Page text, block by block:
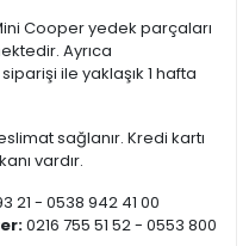
Cooper yedek parçaları
Ayrıca
ile yaklaşık 1 hafta
sağlanır. Kredi kartı
vardır.
21 - 0538 942 41 00
0216 755 51 52 - 0553 800